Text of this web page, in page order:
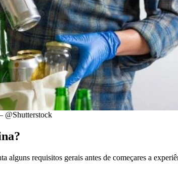
@Shutterstock
requisitos gerais antes de começares a